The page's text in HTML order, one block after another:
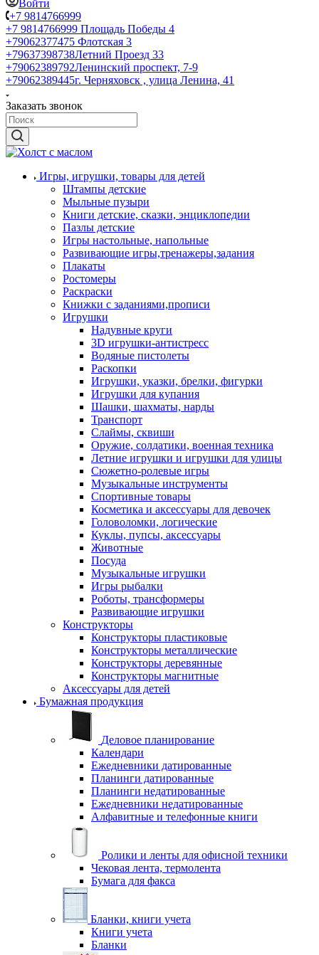
Войти
+7 9814766999
+7 9814766999 Площадь Победы 4
+79062377475 Флотская 3
+79637398738Летний Проезд 33
+79062389792Ленинский проспект, 7-9
+79062389445г. Черняховск , улица Ленина, 41
Заказать звонок
Игры, игрушки, товары для детей
Штампы детские
Мыльные пузыри
Книги детские, сказки, энциклопедии
Пазлы детские
Игры настольные, напольные
Развивающие игры,тренажеры,задания
Плакаты
Ростомеры
Раскраски
Книжки с заданиями,прописи
Игрушки
Надувные круги
3D игрушки-антистресс
Водяные пистолеты
Раскопки
Игрушки, указки, брелки, фигурки
Игрушки для купания
Шашки, шахматы, нарды
Транспорт
Слаймы, сквиши
Оружие, солдатики, военная техника
Летние игрушки и игрушки для улицы
Сюжетно-ролевые игры
Музыкальные инструменты
Спортивные товары
Косметика и аксессуары для девочек
Головоломки, логические
Куклы, пупсы, аксессуары
Животные
Посуда
Музыкальные игрушки
Игры рыбалки
Роботы, трансформеры
Развивающие игрушки
Конструкторы
Конструкторы пластиковые
Конструкторы металлические
Конструкторы деревянные
Конструкторы магнитные
Аксессуары для детей
Бумажная продукция
Деловое планирование
Календари
Ежедневники датированные
Планинги датированные
Планинги недатированные
Ежедневники недатированные
Алфавитные и телефонные книги
Ролики и ленты для офисной техники
Чековая лента, термолента
Бумага для факса
Бланки, книги учета
Книги учета
Бланки